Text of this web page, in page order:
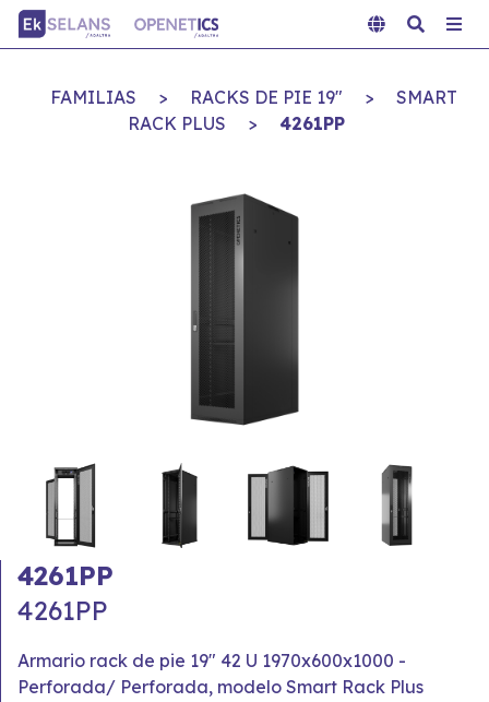
FAMILIAS > RACKS DE PIE 19" >
SMART
RACK PLUS
> 4261PP
4261PP
4261PP
Armario rack de pie 19" 42 U 1970x600x1000 -
Perforada/ Perforada, modelo Smart Rack Plus